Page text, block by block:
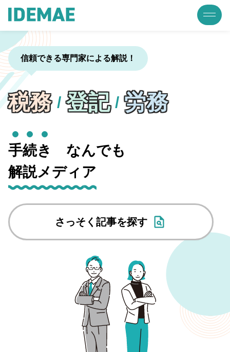
信頼できる専門家による解説！
税務 / 登記 / 労務
手続き
なんでも
解説メディア
さっそく記事を探す